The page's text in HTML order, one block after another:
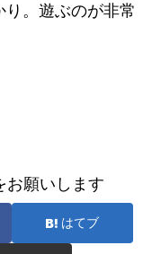
。遊ぶのが非常
お願いします
はてブ